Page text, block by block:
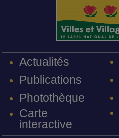
Actualités
Publications
Photothèque
Carte
interactive